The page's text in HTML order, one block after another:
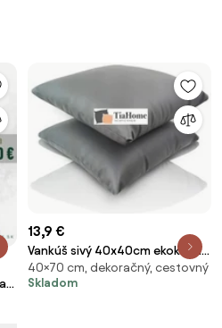
13,9 €
Vankúš sivý 40x40cm ekokoža
TiaHome
40×70 cm, dekoračný, cestovný
Skladom